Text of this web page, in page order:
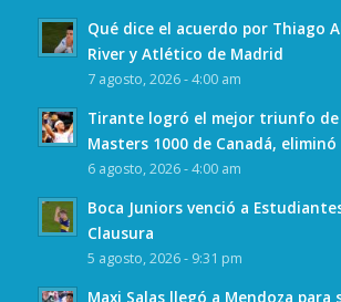
Qué dice el acuerdo por Thiago
River y Atlético de Madrid
7 agosto, 2026 - 4:00 am
Tirante logró el mejor triunfo de
Masters 1000 de Canadá,
6 agosto, 2026 - 4:00 am
Boca Juniors venció a
Clausura
5 agosto, 2026 - 9:31 pm
Maxi Salas llegó a Mendoza para